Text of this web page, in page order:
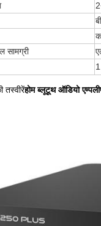
सामग्री
तस्वीरेंहोम ब्लूटूथ ऑडियो